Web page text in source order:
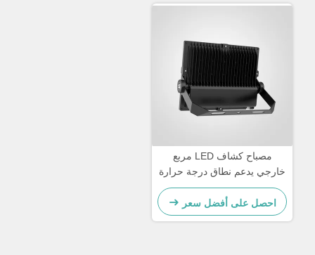
مصباح كشاف LED مربع
خارجي يدعم نطاق درجة حرارة
من سالب 20 درجة مئوية إلى
45 درجة مئوية، أداء وإضاءة
واسعة المساحة
احصل على أفضل سعر